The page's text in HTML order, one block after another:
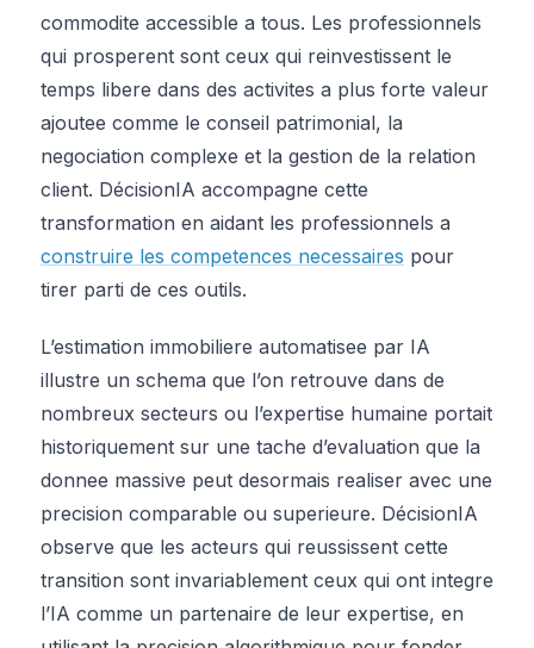
commodite accessible a tous. Les professionnels
qui prosperent sont ceux qui reinvestissent le
temps libere dans des activites a plus forte valeur
ajoutee comme le conseil patrimonial, la
negociation complexe et la gestion de la relation
client. DécisionIA accompagne cette
transformation en aidant les professionnels a
construire les competences necessaires pour
tirer parti de ces outils.
L’estimation immobiliere automatisee par IA
illustre un schema que l’on retrouve dans de
nombreux secteurs ou l’expertise humaine portait
historiquement sur une tache d’evaluation que la
donnee massive peut desormais realiser avec une
precision comparable ou superieure. DécisionIA
observe que les acteurs qui reussissent cette
transition sont invariablement ceux qui ont integre
l’IA comme un partenaire de leur expertise, en